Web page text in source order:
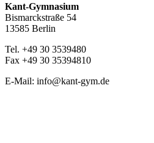
Kant-Gymnasium
Bismarckstraße 54
13585 Berlin
Tel. +49 30 3539480
Fax +49 30 35394810
E-Mail: info@kant-gym.de